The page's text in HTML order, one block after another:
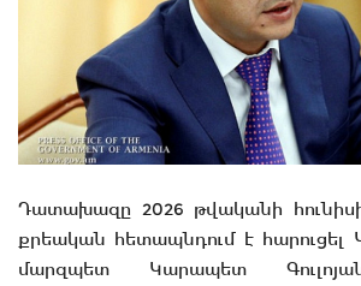
Դատախազը 2026 թվականի
քրեական հետապնդում է հարուցել
մարզպետ Կարապետ